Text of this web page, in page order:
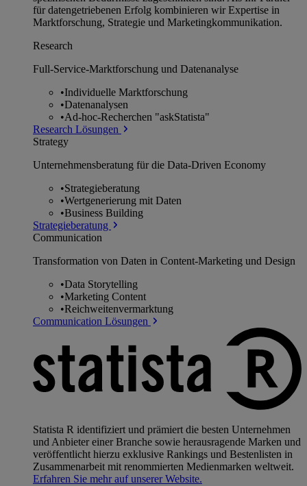
für datengetriebenen Erfolg kombinieren wir Expertise in
Marktforschung, Strategie und Marketingkommunikation.
Research
Full-Service-Marktforschung und Datenanalyse
•Individuelle Marktforschung
•Datenanalysen
•Ad-hoc-Recherchen "askStatista"
Research Lösungen
Strategy
Unternehmens­beratung für die Data-Driven Economy
•Strategieberatung
•Wertgenerierung mit Daten
•Business Building
Strategieberatung
Communication
Transformation von Daten in Content-Marketing und Design
•Data Storytelling
•Marketing Content
•Reichweitenvermarktung
Communication Lösungen
Statista R identifiziert und prämiert die besten Unternehmen
und Anbieter einer Branche sowie herausragende Marken und
veröffentlicht hierzu exklusive Rankings und Bestenlisten in
Zusammenarbeit mit renommierten Medienmarken weltweit.
Erfahren Sie mehr auf unserer Website.